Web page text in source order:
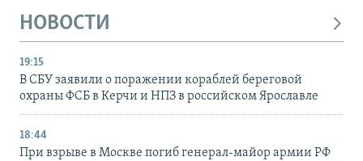
НОВОСТИ
19:15
В СБУ заявили о поражении кораблей береговой
охраны ФСБ в Керчи и НПЗ в российском Ярославле
18:44
При взрыве в Москве погиб генерал-майор армии РФ